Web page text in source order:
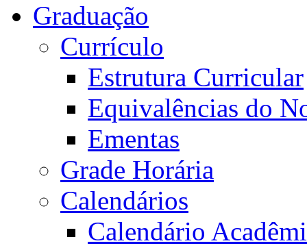
Graduação
Currículo
Estrutura Curricular
Equivalências do
Ementas
Grade Horária
Calendários
Calendário